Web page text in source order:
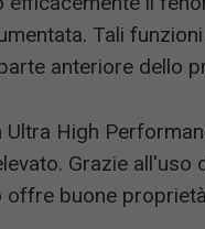
Tali
anteriore dello
Ultra High
Grazie
offre buone